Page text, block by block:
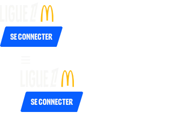
Se connecter
Se connecter